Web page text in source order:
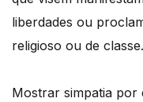
liberdades ou
religioso ou de classe.
Mostrar simpatia por